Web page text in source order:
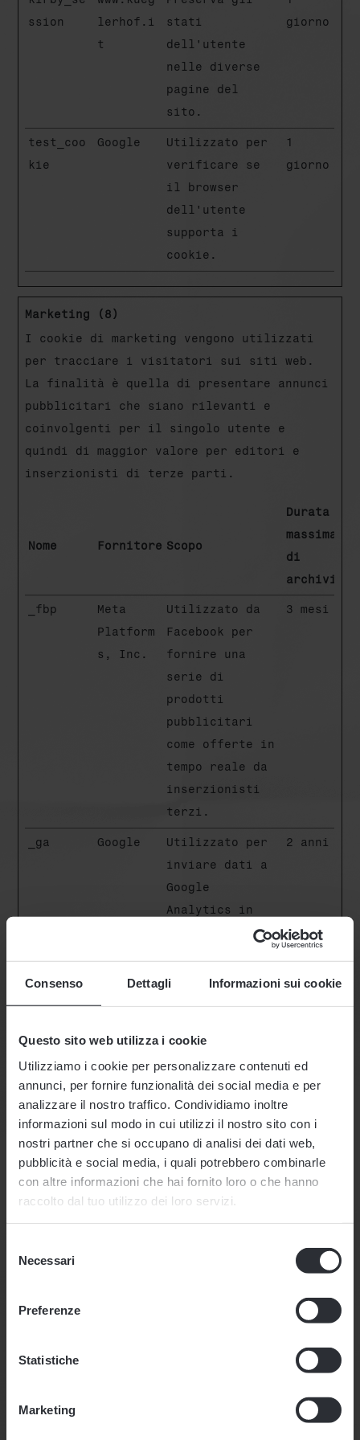
Consenso Dettagli Informazioni sui cookie
Questo sito web utilizza i cookie
Utilizziamo i cookie per personalizzare contenuti ed
annunci, per fornire funzionalità dei social media e per
analizzare il nostro traffico. Condividiamo inoltre
informazioni sul modo in cui utilizzi il nostro sito con i
nostri partner che si occupano di analisi dei dati web,
pubblicità e social media, i quali potrebbero combinarle
con altre informazioni che hai fornito loro o che hanno
raccolto dal tuo utilizzo dei loro servizi.
delNecessari
Preferenze
Statistiche
Marketing
L'HOTEL
CAMERE & SUITES
OFFERTE
SEASON
START
ssion
lerhof.i
t
stati
dell'utente
nelle diverse
pagine del
sito.
giorno
test_coo
kie
Google
Utilizzato per
verificare se
il browser
dell'utente
supporta i
cookie.
1
giorno
Marketing (8)
I cookie di marketing vengono utilizzati
per tracciare i visitatori sui siti web.
La finalità è quella di presentare annunci
pubblicitari che siano rilevanti e
coinvolgenti per il singolo utente e
quindi di maggior valore per editori e
inserzionisti di terze parti.
Nome Fornitore Scopo
Durata
massima
di
_fbp
Meta
Platform
s, Inc.
Utilizzato da
Facebook per
fornire una
serie di
prodotti
pubblicitari
come offerte in
tempo reale da
inserzionisti
terzi.
3 mesi
_ga Google
Utilizzato per
inviare dati a
Google
Analytics in
al
Tiene traccia
dell'utente su
dispositivi e
canali di
2 anni
_ga_# Google
Utilizzato per
inviare dati a
2 anni